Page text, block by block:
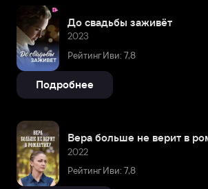
До свадьбы заживёт
2023
Рейтинг Иви: 7,8
Подробнее
Вера больше не верит в
2022
Рейтинг Иви: 7,8